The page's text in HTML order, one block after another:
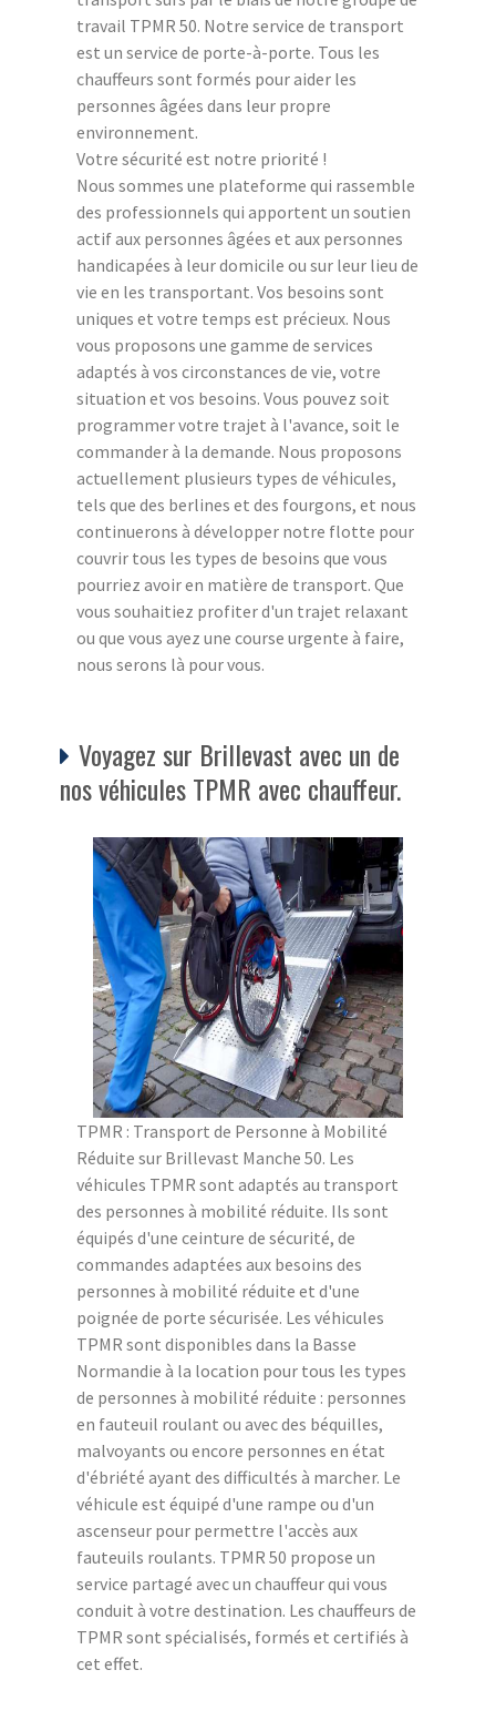
travail TPMR 50. Notre service de transport
est un service de porte-à-porte. Tous les
chauffeurs sont formés pour aider les
personnes âgées dans leur propre
environnement.
Votre sécurité est notre priorité !
Nous sommes une plateforme qui rassemble
des professionnels qui apportent un soutien
actif aux personnes âgées et aux personnes
handicapées à leur domicile ou sur leur lieu de
vie en les transportant. Vos besoins sont
uniques et votre temps est précieux. Nous
vous proposons une gamme de services
adaptés à vos circonstances de vie, votre
situation et vos besoins. Vous pouvez soit
programmer votre trajet à l'avance, soit le
commander à la demande. Nous proposons
actuellement plusieurs types de véhicules,
tels que des berlines et des fourgons, et nous
continuerons à développer notre flotte pour
couvrir tous les types de besoins que vous
pourriez avoir en matière de transport. Que
vous souhaitiez profiter d'un trajet relaxant
ou que vous ayez une course urgente à faire,
nous serons là pour vous.
Voyagez sur Brillevast avec un de
nos véhicules TPMR avec chauffeur.
TPMR : Transport de Personne à Mobilité
Réduite sur Brillevast Manche 50. Les
véhicules TPMR sont adaptés au transport
des personnes à mobilité réduite. Ils sont
équipés d'une ceinture de sécurité, de
commandes adaptées aux besoins des
personnes à mobilité réduite et d'une
poignée de porte sécurisée. Les véhicules
TPMR sont disponibles dans la Basse
Normandie à la location pour tous les types
de personnes à mobilité réduite : personnes
en fauteuil roulant ou avec des béquilles,
malvoyants ou encore personnes en état
d'ébriété ayant des difficultés à marcher. Le
véhicule est équipé d'une rampe ou d'un
ascenseur pour permettre l'accès aux
fauteuils roulants. TPMR 50 propose un
service partagé avec un chauffeur qui vous
conduit à votre destination. Les chauffeurs de
TPMR sont spécialisés, formés et certifiés à
cet effet.